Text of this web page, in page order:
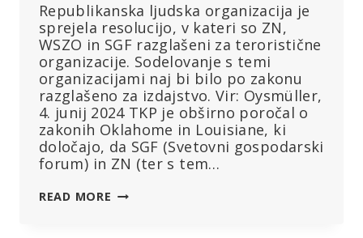
Republikanska ljudska organizacija je
sprejela resolucijo, v kateri so ZN,
WSZO in SGF razglašeni za teroristične
organizacije. Sodelovanje s temi
organizacijami naj bi bilo po zakonu
razglašeno za izdajstvo. Vir: Oysmüller,
4. junij 2024 TKP je obširno poročal o
zakonih Oklahome in Louisiane, ki
določajo, da SGF (Svetovni gospodarski
forum) in ZN (ter s tem…
READ MORE NA